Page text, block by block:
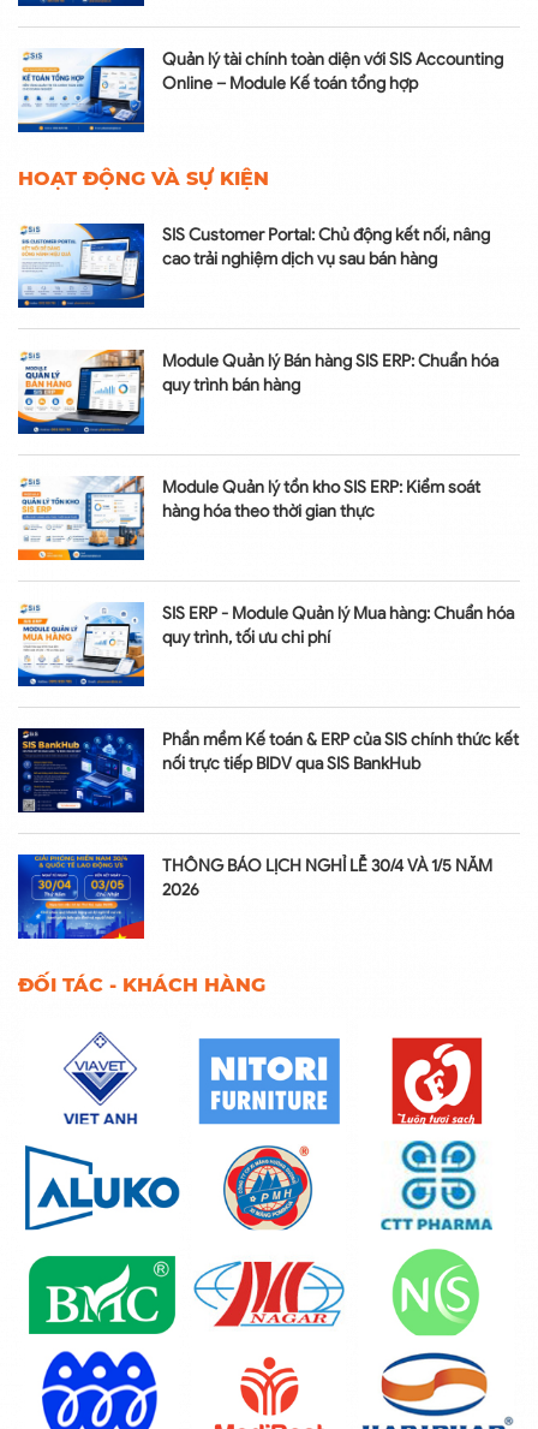
Quản lý tài chính toàn diện với SIS Accounting
Online – Module Kế toán tổng hợp
HOẠT ĐỘNG VÀ SỰ KIỆN
SIS Customer Portal: Chủ động kết nối, nâng
cao trải nghiệm dịch vụ sau bán hàng
Module Quản lý Bán hàng SIS ERP: Chuẩn hóa
quy trình bán hàng
Module Quản lý tồn kho SIS ERP: Kiểm soát
hàng hóa theo thời gian thực
SIS ERP - Module Quản lý Mua hàng: Chuẩn hóa
quy trình, tối ưu chi phí
Phần mềm Kế toán & ERP của SIS chính thức kết
nối trực tiếp BIDV qua SIS BankHub
THÔNG BÁO LỊCH NGHỈ LỄ 30/4 VÀ 1/5 NĂM
2026
ĐỐI TÁC - KHÁCH HÀNG